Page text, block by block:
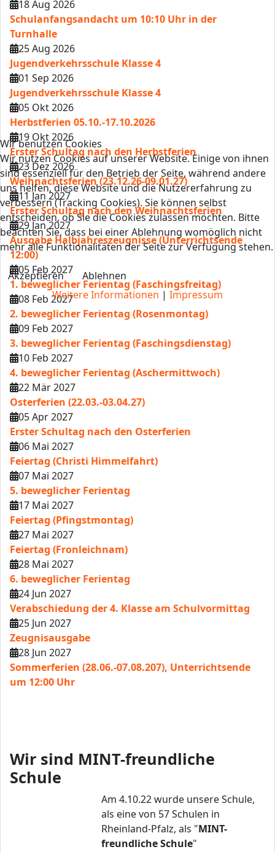
18 Aug 2026
Schulanfangsandacht um 10:10 Uhr in der
Turnhalle
25 Aug 2026
Jugendverkehrsschule Klasse 4
01 Sep 2026
Jugendverkehrsschule Klasse 4
05 Okt 2026
Herbstferien 05.10.-17.10.2026
19 Okt 2026
Erster Schultag nach den Herbstferien
23 Dez 2026
Weihnachtsferien (23.12.26-09.01.27)
11 Jan 2027
Erster Schultag nach den Weihnachtsferien
29 Jan 2027
Ausgabe Halbjahreszeugnisse (Unterrichtsende
12:00)
05 Feb 2027
1. beweglicher Ferientag (Faschingsfreitag)
08 Feb 2027
2. beweglicher Ferientag (Rosenmontag)
09 Feb 2027
3. beweglicher Ferientag (Faschingsdienstag)
10 Feb 2027
4. beweglicher Ferientag (Aschermittwoch)
22 Mär 2027
Osterferien (22.03.-03.04.27)
05 Apr 2027
Erster Schultag nach den Osterferien
06 Mai 2027
Feiertag (Christi Himmelfahrt)
07 Mai 2027
5. beweglicher Ferientag
17 Mai 2027
Feiertag (Pfingstmontag)
27 Mai 2027
Feiertag (Fronleichnam)
28 Mai 2027
6. beweglicher Ferientag
24 Jun 2027
Verabschiedung der 4. Klasse am Schulvormittag
25 Jun 2027
Zeugnisausgabe
28 Jun 2027
Sommerferien (28.06.-07.08.207), Unterrichtsende
um 12:00 Uhr
Wir sind MINT-freundliche
Schule
Am 4.10.22 wurde unsere Schule,
als eine von 57 Schulen in
Rheinland-Pfalz, als "MINT-
freundliche Schule"
Wir benutzen Cookies
Wir nutzen Cookies auf unserer Website. Einige von ihnen
sind essenziell für den Betrieb der Seite, während andere
uns helfen, diese Website und die Nutzererfahrung zu
verbessern (Tracking Cookies). Sie können selbst
entscheiden, ob Sie die Cookies zulassen möchten. Bitte
beachten Sie, dass bei einer Ablehnung womöglich nicht
mehr alle Funktionalitäten der Seite zur Verfügung stehen.
Akzeptieren
Ablehnen
Weitere Informationen | Impressum